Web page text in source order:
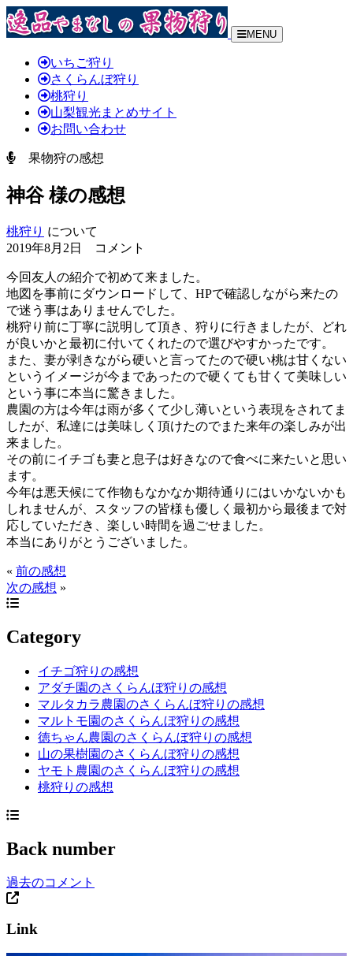
MENU
いちご狩り
さくらんぼ狩り
桃狩り
山梨観光まとめサイト
お問い合わせ
果物狩の感想
神谷 様の感想
桃狩り について
2019年8月2日 コメント
今回友人の紹介で初めて来ました。
地図を事前にダウンロードして、HPで確認しながら来たの
で迷う事はありませんでした。
桃狩り前に丁寧に説明して頂き、狩りに行きましたが、どれ
が良いかと最初に付いてくれたので選びやすかったです。
また、妻が剥きながら硬いと言ってたので硬い桃は甘くない
というイメージが今まであったので硬くても甘くて美味しい
という事に本当に驚きました。
農園の方は今年は雨が多くて少し薄いという表現をされてま
したが、私達には美味しく頂けたのでまた来年の楽しみが出
来ました。
その前にイチゴも妻と息子は好きなので食べに来たいと思い
ます。
今年は悪天候にて作物もなかなか期待通りにはいかないかも
しれませんが、スタッフの皆様も優しく最初から最後まで対
応していただき、楽しい時間を過ごせました。
本当にありがとうございました。
« 前の感想
次の感想 »
Category
イチゴ狩りの感想
アダチ園のさくらんぼ狩りの感想
マルタカラ農園のさくらんぼ狩りの感想
マルトモ園のさくらんぼ狩りの感想
徳ちゃん農園のさくらんぼ狩りの感想
山の果樹園のさくらんぼ狩りの感想
ヤモト農園のさくらんぼ狩りの感想
桃狩りの感想
Back number
過去のコメント
Link